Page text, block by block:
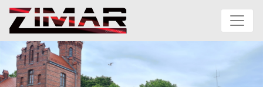
Przejdź do treści